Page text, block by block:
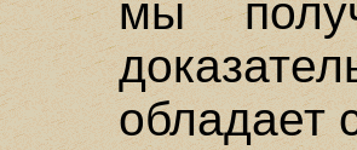
мы
обладает